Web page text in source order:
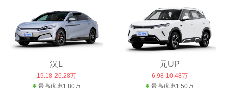
汉L
19.18-26.28万
元UP
6.98-10.48万